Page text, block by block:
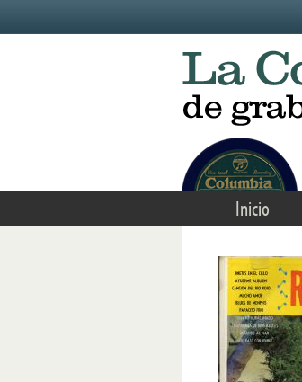
Inicio